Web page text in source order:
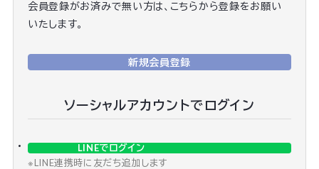
会員登録がお済みで無い方は、こちらから登録をお願い
いたします。
新規会員登録
ソーシャルアカウントでログイン
LINEでログイン
※LINE連携時に友だち追加します